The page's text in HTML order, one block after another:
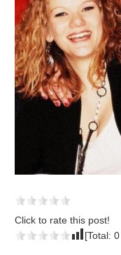
Click to rate this post!
[Total:0